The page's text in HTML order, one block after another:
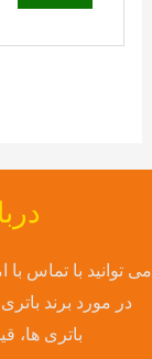
می توانید با تماس با
در مورد برند
باتری ها،